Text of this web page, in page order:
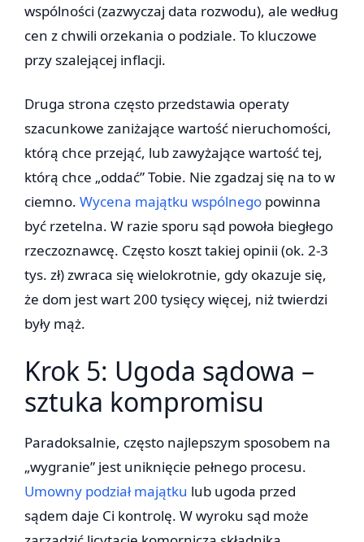
wspólności (zazwyczaj data rozwodu), ale według
cen z chwili orzekania o podziale. To kluczowe
przy szalejącej inflacji.
Druga strona często przedstawia operaty
szacunkowe zaniżające wartość nieruchomości,
którą chce przejąć, lub zawyżające wartość tej,
którą chce „oddać” Tobie. Nie zgadzaj się na to w
ciemno. Wycena majątku wspólnego powinna
być rzetelna. W razie sporu sąd powoła biegłego
rzeczoznawcę. Często koszt takiej opinii (ok. 2-3
tys. zł) zwraca się wielokrotnie, gdy okazuje się,
że dom jest wart 200 tysięcy więcej, niż twierdzi
były mąż.
Krok 5: Ugoda sądowa –
sztuka kompromisu
Paradoksalnie, często najlepszym sposobem na
„wygranie” jest uniknięcie pełnego procesu.
Umowny podział majątku lub ugoda przed
sądem daje Ci kontrolę. W wyroku sąd może